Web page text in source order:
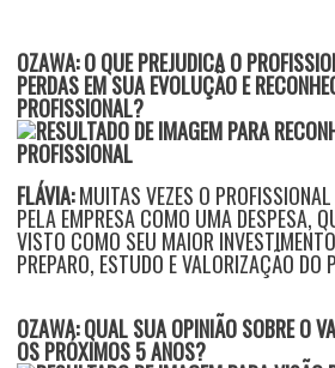
OZAWA: O QUE PREJUDICA O
PERDAS EM SUA EVOLUÇÃO E
PROFISSIONAL?
FLÁVIA:MUITAS VEZES O PROFISSIONAL
PELA EMPRESA COMO UMA DESPESA,
VISTO COMO SEU MAIOR
PREPARO, ESTUDO E VALORIZAÇÃO DO
OZAWA: QUAL SUA OPINIÃO SOBRE O
OS PRÓXIMOS 5 ANOS?